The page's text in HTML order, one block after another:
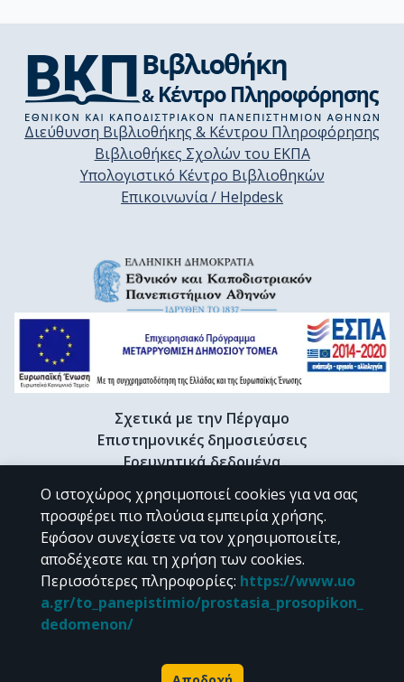
Διεύθυνση Βιβλιοθήκης & Κέντρου Πληροφόρησης
Βιβλιοθήκες Σχολών του ΕΚΠΑ
Υπολογιστικό Κέντρο Βιβλιοθηκών
Επικοινωνία / Helpdesk
Σχετικά με την Πέργαμο
Επιστημονικές δημοσιεύσεις
Ερευνητικά δεδομένα
Διδακτορικές διατριβές & Γκρίζα βιβλιογραφία
Προφίλ Ερευνητή
CC BY-NC 4.0
Εκτός αν αναφέρεται διαφορετικά, το υλικό της "Περγάμου" διατίθεται
Powered by
Ο ιστοχώρος χρησιμοποιεί cookies για να σας
προσφέρει πιο πλούσια εμπειρία χρήσης.
Εφόσον συνεχίσετε να τον χρησιμοποιείτε,
αποδέχεστε και τη χρήση των cookies.
Περισσότερες πληροφορίες: https://www.uo
a.gr/to_panepistimio/prostasia_prosopikon_
dedomenon/